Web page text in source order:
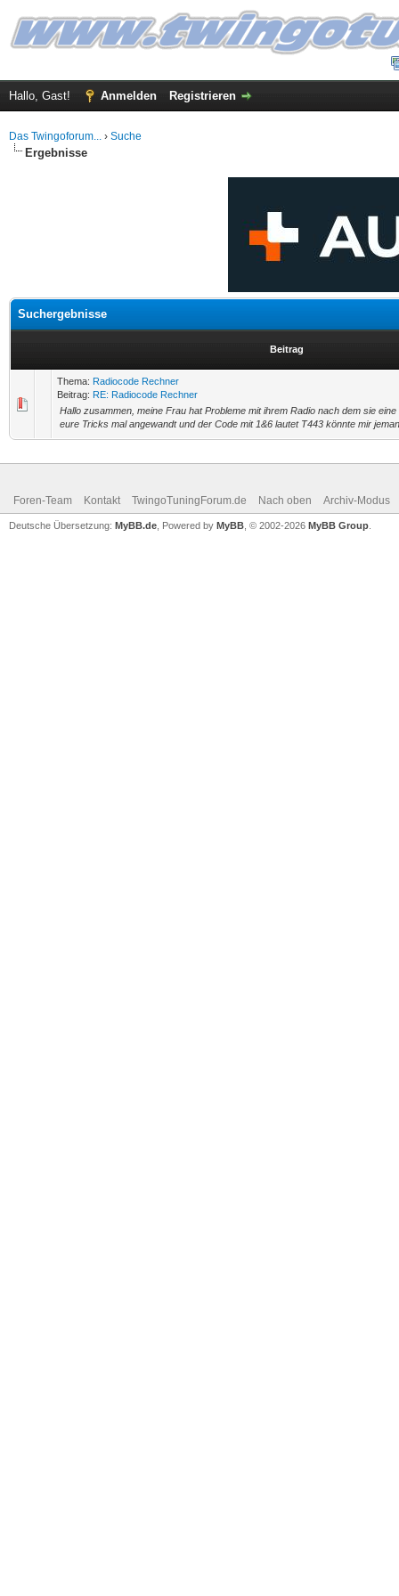
Hallo, Gast! Anmelden Registrieren
Das Twingoforum... › Suche
Ergebnisse
Suchergebnisse
Beitrag
Thema: Radiocode Rechner
Beitrag: RE: Radiocode Rechner
Hallo zusammen, meine Frau hat Probleme mit ihrem Radio nach dem sie
eure Tricks mal angewandt und der Code mit 1&6 lautet T443 könnte mir
Foren-Team Kontakt TwingoTuningForum.de Nach oben Archiv-Modus
Deutsche Übersetzung: MyBB.de , Powered by MyBB , © 2002-2026 MyBB Group